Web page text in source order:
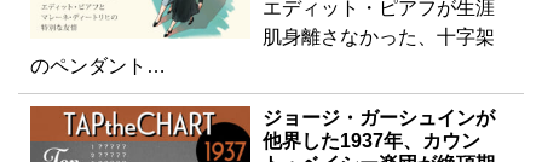
エディット・ピアフが生涯
肌身離さなかった、十字架
のペンダント…
ジョージ・ガーシュインが
他界した1937年、カウン